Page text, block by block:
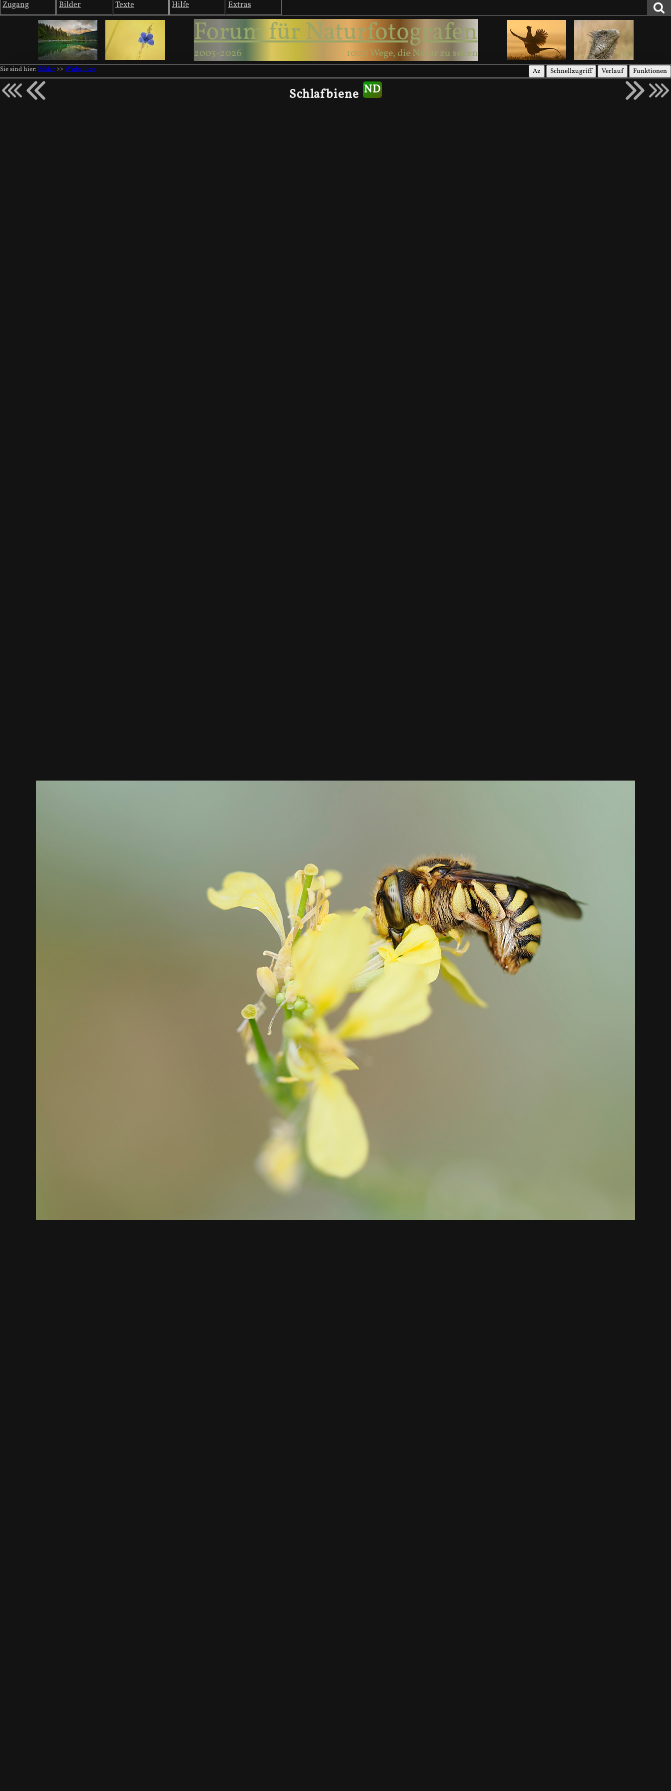
Zugang Bilder Texte Hilfe Extras
Forum für Naturfotografen
2003-2026 1000 Wege, die Natur zu sehen
Sie sind hier: Bilder >> Wirbellose Az Schnellzugriff Verlauf Funktionen
Schlafbiene